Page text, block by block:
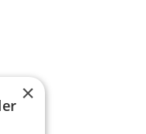
×